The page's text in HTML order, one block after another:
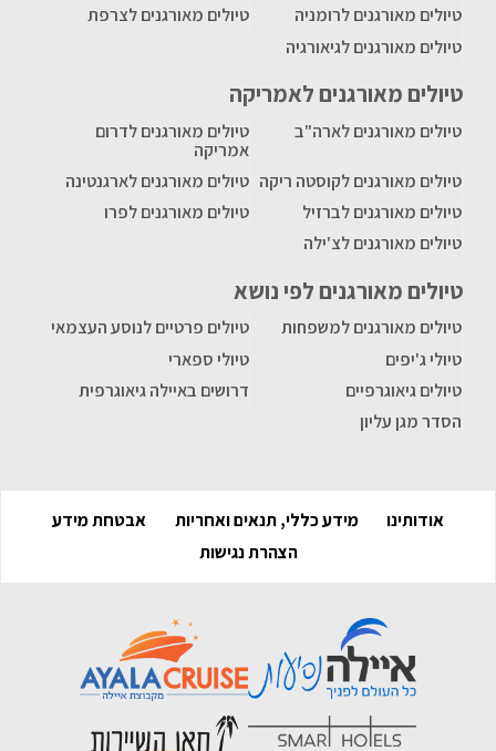
טיולים מאורגנים לרומניה
טיולים מאורגנים לצרפת
טיולים מאורגנים לגיאורגיה
טיולים מאורגנים לאמריקה
טיולים מאורגנים לארה"ב
טיולים מאורגנים לדרום
אמריקה
טיולים מאורגנים לקוסטה ריקה טיולים מאורגנים לארגנטינה
טיולים מאורגנים לברזיל
טיולים מאורגנים לפרו
טיולים מאורגנים לצ'ילה
טיולים מאורגנים לפי נושא
טיולים מאורגנים למשפחות
טיולים פרטיים לנוסע העצמאי
טיולי ג'יפים
טיולי ספארי
טיולים גיאוגרפיים
דרושים באיילה גיאוגרפית
הסדר מגן עליון
אודותינו מידע כללי, תנאים ואחריות
אבטחת מידע
הצהרת נגישות